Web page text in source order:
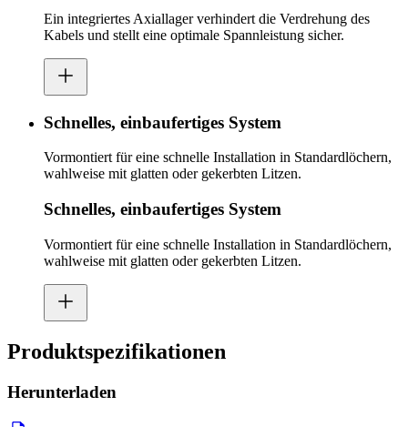
Ein integriertes Axiallager verhindert die Verdrehung des
Kabels und stellt eine optimale Spannleistung sicher.
Schnelles, einbaufertiges System
Vormontiert für eine schnelle Installation in Standardlöchern,
wahlweise mit glatten oder gekerbten Litzen.
Schnelles, einbaufertiges System
Vormontiert für eine schnelle Installation in Standardlöchern,
wahlweise mit glatten oder gekerbten Litzen.
Produktspezifikationen
Herunterladen